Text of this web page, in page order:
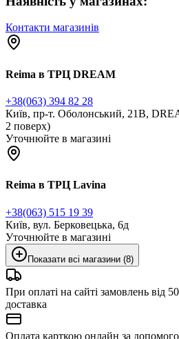
Контакти магазинів
Reima в ТРЦ DREAM
+38(063) 394 82 28
Київ, пр-т. Оболонський, 21В,
2 поверх)
Уточнюйте в магазині
Reima в ТРЦ Lavina
+38(063) 515 19 39
Київ, вул. Берковецька, 6д
Уточнюйте в магазині
Показати всі магазини (8)
При оплаті на сайті замовлень від
доставка
Оплата карткою онлайн за